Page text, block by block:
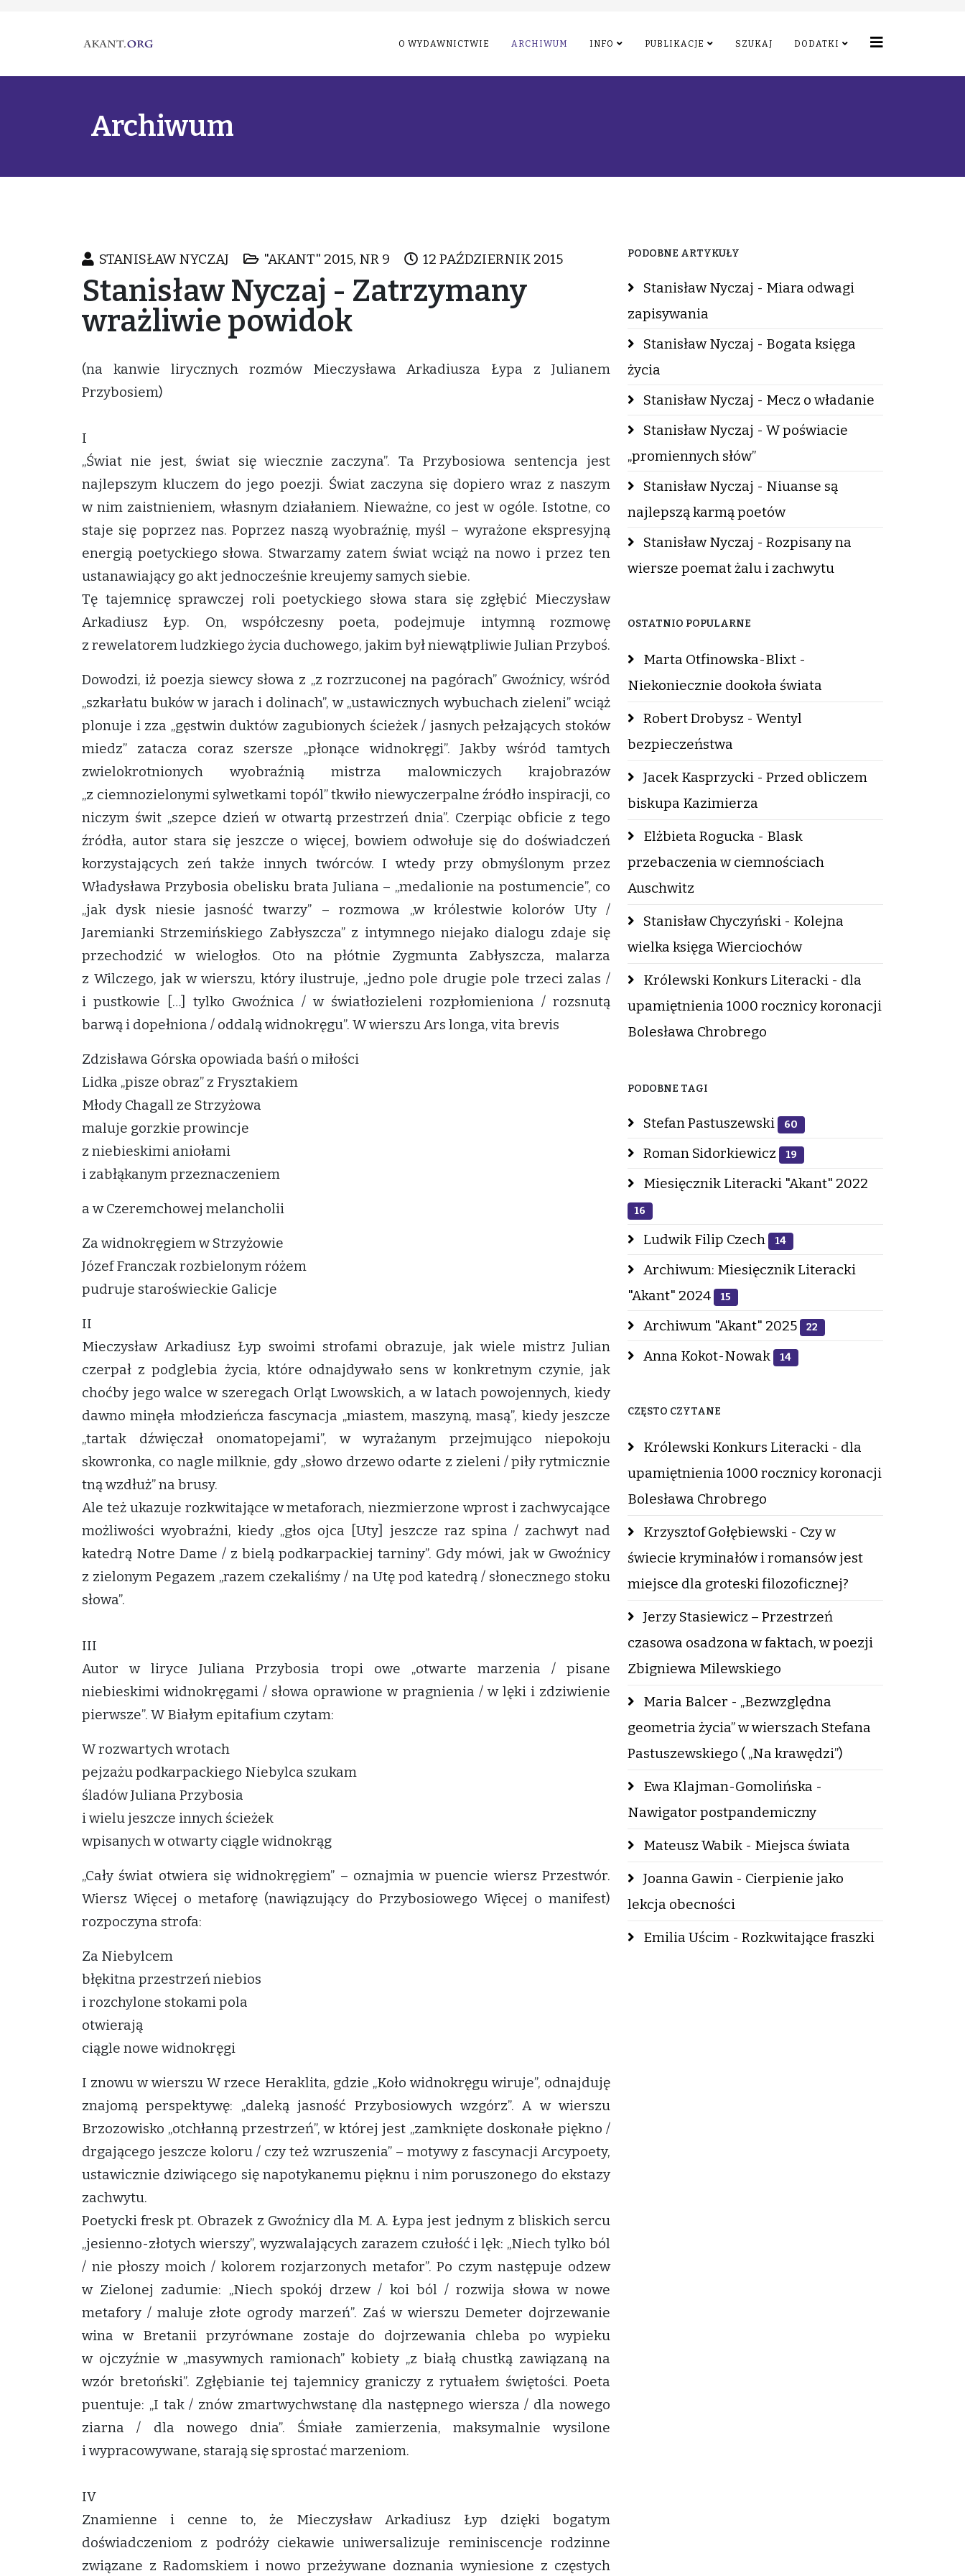
O WYDAWNICTWIE ARCHIWUM INFO PUBLIKACJE SZUKAJ DODATKI
Archiwum
STANISŁAW NYCZAJ "AKANT" 2015, NR 9 12 PAŹDZIERNIK 2015
Stanisław Nyczaj - Zatrzymany
wrażliwie powidok
(na kanwie lirycznych rozmów Mieczysława Arkadiusza Łypa z Julianem
Przybosiem)
I
„Świat nie jest, świat się wiecznie zaczyna”. Ta Przybosiowa sentencja jest
najlepszym kluczem do jego poezji. Świat zaczyna się dopiero wraz z naszym
w nim zaistnieniem, własnym działaniem. Nieważne, co jest w ogóle. Istotne, co
staje się poprzez nas. Poprzez naszą wyobraźnię, myśl – wyrażone ekspresyjną
energią poetyckiego słowa. Stwarzamy zatem świat wciąż na nowo i przez ten
ustanawiający go akt jednocześnie kreujemy samych siebie.
Tę tajemnicę sprawczej roli poetyckiego słowa stara się zgłębić Mieczysław
Arkadiusz Łyp. On, współczesny poeta, podejmuje intymną rozmowę
z rewelatorem ludzkiego życia duchowego, jakim był niewątpliwie Julian Przyboś.
Dowodzi, iż poezja siewcy słowa z „z rozrzuconej na pagórach” Gwoźnicy, wśród
„szkarłatu buków w jarach i dolinach”, w „ustawicznych wybuchach zieleni” wciąż
plonuje i zza „gęstwin duktów zagubionych ścieżek / jasnych pełzających stoków
miedz” zatacza coraz szersze „płonące widnokręgi”. Jakby wśród tamtych
zwielokrotnionych wyobraźnią mistrza malowniczych krajobrazów
„z ciemnozielonymi sylwetkami topól” tkwiło niewyczerpalne źródło inspiracji, co
niczym świt „szepce dzień w otwartą przestrzeń dnia”. Czerpiąc obficie z tego
źródła, autor stara się jeszcze o więcej, bowiem odwołuje się do doświadczeń
korzystających zeń także innych twórców. I wtedy przy obmyślonym przez
Władysława Przybosia obelisku brata Juliana – „medalionie na postumencie”, co
„jak dysk niesie jasność twarzy” – rozmowa „w królestwie kolorów Uty /
Jaremianki Strzemińskiego Zabłyszcza” z intymnego niejako dialogu zdaje się
przechodzić w wielogłos. Oto na płótnie Zygmunta Zabłyszcza, malarza
z Wilczego, jak w wierszu, który ilustruje, „jedno pole drugie pole trzeci zalas /
i pustkowie […] tylko Gwoźnica / w światłozieleni rozpłomieniona / rozsnutą
barwą i dopełniona / oddalą widnokręgu”. W wierszu Ars longa, vita brevis
Zdzisława Górska opowiada baśń o miłości
Lidka „pisze obraz” z Frysztakiem
Młody Chagall ze Strzyżowa
maluje gorzkie prowincje
z niebieskimi aniołami
i zabłąkanym przeznaczeniem
a w Czeremchowej melancholii
Za widnokręgiem w Strzyżowie
Józef Franczak rozbielonym różem
pudruje staroświeckie Galicje
II
Mieczysław Arkadiusz Łyp swoimi strofami obrazuje, jak wiele mistrz Julian
czerpał z podglebia życia, które odnajdywało sens w konkretnym czynie, jak
choćby jego walce w szeregach Orląt Lwowskich, a w latach powojennych, kiedy
dawno minęła młodzieńcza fascynacja „miastem, maszyną, masą”, kiedy jeszcze
„tartak dźwięczał onomatopejami”, w wyrażanym przejmująco niepokoju
skowronka, co nagle milknie, gdy „słowo drzewo odarte z zieleni / piły rytmicznie
tną wzdłuż” na brusy.
Ale też ukazuje rozkwitające w metaforach, niezmierzone wprost i zachwycające
możliwości wyobraźni, kiedy „głos ojca [Uty] jeszcze raz spina / zachwyt nad
katedrą Notre Dame / z bielą podkarpackiej tarniny”. Gdy mówi, jak w Gwoźnicy
z zielonym Pegazem „razem czekaliśmy / na Utę pod katedrą / słonecznego stoku
słowa”.
III
Autor w liryce Juliana Przybosia tropi owe „otwarte marzenia / pisane
niebieskimi widnokręgami / słowa oprawione w pragnienia / w lęki i zdziwienie
pierwsze”. W Białym epitafium czytam:
W rozwartych wrotach
pejzażu podkarpackiego Niebylca szukam
śladów Juliana Przybosia
i wielu jeszcze innych ścieżek
wpisanych w otwarty ciągle widnokrąg
„Cały świat otwiera się widnokręgiem” – oznajmia w puencie wiersz Przestwór.
Wiersz Więcej o metaforę (nawiązujący do Przybosiowego Więcej o manifest)
rozpoczyna strofa:
Za Niebylcem
błękitna przestrzeń niebios
i rozchylone stokami pola
otwierają
ciągle nowe widnokręgi
I znowu w wierszu W rzece Heraklita, gdzie „Koło widnokręgu wiruje”, odnajduję
znajomą perspektywę: „daleką jasność Przybosiowych wzgórz”. A w wierszu
Brzozowisko „otchłanną przestrzeń”, w której jest „zamknięte doskonałe piękno /
drgającego jeszcze koloru / czy też wzruszenia” – motywy z fascynacji Arcypoety,
ustawicznie dziwiącego się napotykanemu pięknu i nim poruszonego do ekstazy
zachwytu.
Poetycki fresk pt. Obrazek z Gwoźnicy dla M. A. Łypa jest jednym z bliskich sercu
„jesienno-złotych wierszy”, wyzwalających zarazem czułość i lęk: „Niech tylko ból
/ nie płoszy moich / kolorem rozjarzonych metafor”. Po czym następuje odzew
w Zielonej zadumie: „Niech spokój drzew / koi ból / rozwija słowa w nowe
metafory / maluje złote ogrody marzeń”. Zaś w wierszu Demeter dojrzewanie
wina w Bretanii przyrównane zostaje do dojrzewania chleba po wypieku
w ojczyźnie w „masywnych ramionach” kobiety „z białą chustką zawiązaną na
wzór bretoński”. Zgłębianie tej tajemnicy graniczy z rytuałem świętości. Poeta
puentuje: „I tak / znów zmartwychwstanę dla następnego wiersza / dla nowego
ziarna / dla nowego dnia”. Śmiałe zamierzenia, maksymalnie wysilone
i wypracowywane, starają się sprostać marzeniom.
IV
Znamienne i cenne to, że Mieczysław Arkadiusz Łyp dzięki bogatym
doświadczeniom z podróży ciekawie uniwersalizuje reminiscencje rodzinne
związane z Radomskiem i nowo przeżywane doznania wyniesione z częstych
PODOBNE ARTYKUŁY
Stanisław Nyczaj - Miara odwagi
zapisywania
Stanisław Nyczaj - Bogata księga
życia
Stanisław Nyczaj - Mecz o władanie
Stanisław Nyczaj - W poświacie
„promiennych słów”
Stanisław Nyczaj - Niuanse są
najlepszą karmą poetów
Stanisław Nyczaj - Rozpisany na
wiersze poemat żalu i zachwytu
OSTATNIO POPULARNE
Marta Otfinowska-Blixt -
Niekoniecznie dookoła świata
Robert Drobysz - Wentyl
bezpieczeństwa
Jacek Kasprzycki - Przed obliczem
biskupa Kazimierza
Elżbieta Rogucka - Blask
przebaczenia w ciemnościach
Auschwitz
Stanisław Chyczyński - Kolejna
wielka księga Wierciochów
Królewski Konkurs Literacki - dla
upamiętnienia 1000 rocznicy koronacji
Bolesława Chrobrego
PODOBNE TAGI
Stefan Pastuszewski 60
Roman Sidorkiewicz 19
Miesięcznik Literacki "Akant" 2022
16
Ludwik Filip Czech 14
Archiwum: Miesięcznik Literacki
"Akant" 2024
15
Archiwum "Akant" 2025 22
Anna Kokot-Nowak 14
CZĘSTO CZYTANE
Królewski Konkurs Literacki - dla
upamiętnienia 1000 rocznicy koronacji
Bolesława Chrobrego
Krzysztof Gołębiewski - Czy w
świecie kryminałów i romansów jest
miejsce dla groteski filozoficznej?
Jerzy Stasiewicz – Przestrzeń
czasowa osadzona w faktach, w poezji
Zbigniewa Milewskiego
Maria Balcer - „Bezwzględna
geometria życia” w wierszach Stefana
Pastuszewskiego ( „Na krawędzi”)
Ewa Klajman-Gomolińska -
Nawigator postpandemiczny
Mateusz Wabik - Miejsca świata
Joanna Gawin - Cierpienie jako
lekcja obecności
Emilia Uścim - Rozkwitające fraszki